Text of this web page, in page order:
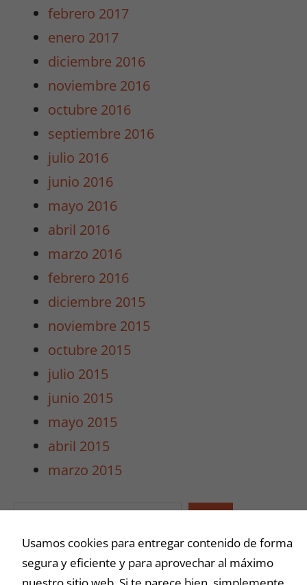
febrero 2017
enero 2017
diciembre 2016
noviembre 2016
octubre 2016
septiembre 2016
julio 2016
junio 2016
mayo 2016
abril 2016
marzo 2016
febrero 2016
diciembre 2015
noviembre 2015
octubre 2015
julio 2015
junio 2015
mayo 2015
abril 2015
marzo 2015
Buscar
Usamos cookies para entregar contenido de forma
segura y eficiente y para aprovechar al máximo